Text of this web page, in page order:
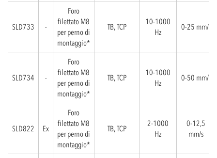
SLD733 -
Foro
filettato M8
per perno di
montaggio*
TB, TCP
10-1000
Hz
0-25 mm/s
SLD734 -
Foro
filettato M8
per perno di
montaggio*
TB, TCP
10-1000
Hz
0-50 mm/s
SLD822 Ex
Foro
filettato M8
per perno di
montaggio*
TB, TCP
2-1000
Hz
0-12,5
mm/s